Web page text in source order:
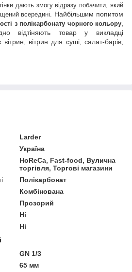
дають змогу відразу побачити, який
всередині. Найбільшим попитом
з полікарбонату чорного кольору
відтіняють товар у викладці
вітрин для суші, салат-барів,
Larder
Україна
HoReCa, Fast-food, Вулична
торгівля, Торгові магазини
Полікарбонат
Комбінована
Прозорий
Ні
Ні
GN 1/3
65 мм